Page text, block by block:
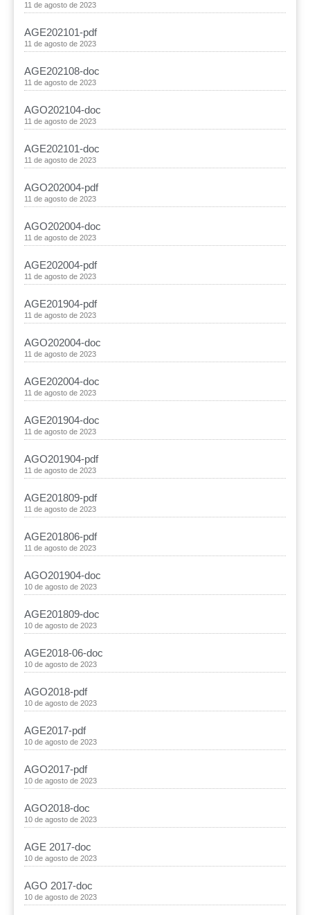
11 de agosto de 2023
AGE202101-pdf
11 de agosto de 2023
AGE202108-doc
11 de agosto de 2023
AGO202104-doc
11 de agosto de 2023
AGE202101-doc
11 de agosto de 2023
AGO202004-pdf
11 de agosto de 2023
AGO202004-doc
11 de agosto de 2023
AGE202004-pdf
11 de agosto de 2023
AGE201904-pdf
11 de agosto de 2023
AGO202004-doc
11 de agosto de 2023
AGE202004-doc
11 de agosto de 2023
AGE201904-doc
11 de agosto de 2023
AGO201904-pdf
11 de agosto de 2023
AGE201809-pdf
11 de agosto de 2023
AGE201806-pdf
11 de agosto de 2023
AGO201904-doc
10 de agosto de 2023
AGE201809-doc
10 de agosto de 2023
AGE2018-06-doc
10 de agosto de 2023
AGO2018-pdf
10 de agosto de 2023
AGE2017-pdf
10 de agosto de 2023
AGO2017-pdf
10 de agosto de 2023
AGO2018-doc
10 de agosto de 2023
AGE 2017-doc
10 de agosto de 2023
AGO 2017-doc
10 de agosto de 2023